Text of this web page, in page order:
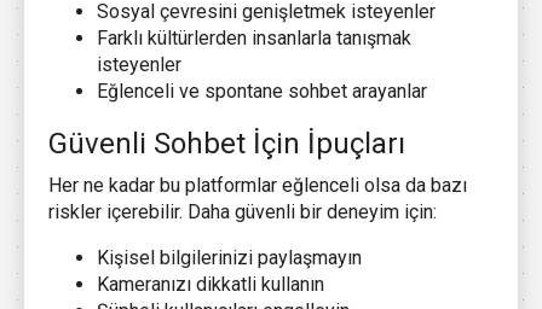
Sosyal çevresini genişletmek isteyenler
Farklı kültürlerden insanlarla tanışmak
isteyenler
Eğlenceli ve spontane sohbet arayanlar
Güvenli Sohbet İçin İpuçları
Her ne kadar bu platformlar eğlenceli olsa da bazı
riskler içerebilir. Daha güvenli bir deneyim için:
Kişisel bilgilerinizi paylaşmayın
Kameranızı dikkatli kullanın